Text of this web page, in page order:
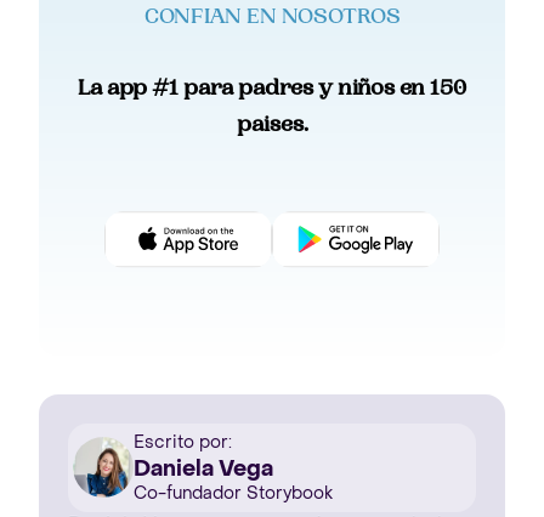
CONFIAN EN NOSOTROS
La app #1 para padres y niños en 150
paises.
Escrito por:
Daniela Vega
Co-fundador Storybook